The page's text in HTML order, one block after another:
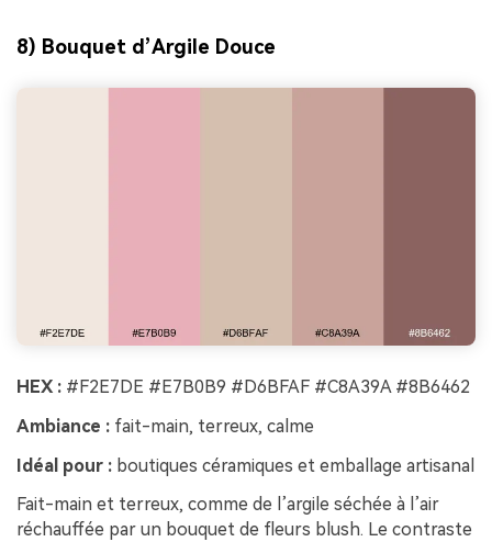
8) Bouquet d’Argile Douce
HEX : #F2E7DE #E7B0B9 #D6BFAF #C8A39A #8B6462
Ambiance : fait-main, terreux, calme
Idéal pour : boutiques céramiques et emballage artisanal
Fait-main et terreux, comme de l’argile séchée à l’air
réchauffée par un bouquet de fleurs blush. Le contraste